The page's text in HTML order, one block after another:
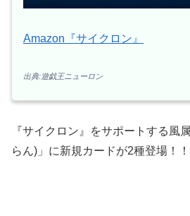
Amazon『サイクロン』
出典:遊戯王ニューロン
『サイクロン』をサポートする風
らん)」に新規カードが2種登場！！